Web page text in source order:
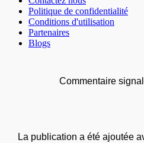
Politique de confidentialité
Conditions d'utilisation
Partenaires
Blogs
Commentaire
La publication a été ajoutée